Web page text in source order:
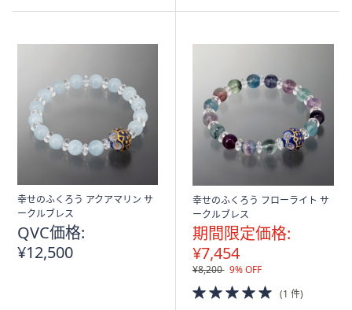
幸せのふくろう アクアマリン サ
ークルブレス
QVC価格:
¥12,500
幸せのふくろう フローライト サ
ークルブレス
期間限定価格:
¥7,454
¥8,200 9% OFF
5.0
of
(1 件)